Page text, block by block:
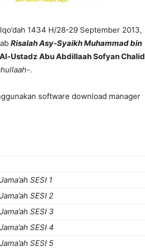
1434 H/28-29 September 2013,
Risalah Asy-Syaikh Muhammad bin
Al-Ustadz Abu Abdillaah Sofyan Chalid
.
software download manager
SESI 1
SESI 2
SESI 3
SESI 4
SESI 5